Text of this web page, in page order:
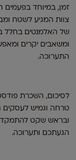
זמן, במיוחד בפעמים
צוות המגיע לשטח
של האלמנטים בחלל
ומשאבים יקרים
התערוכה.
לסיכום, השכרת
טרחה וגמיש לעסקים
ובראש שקט להתמקד
הגעתכם ותערוכה.